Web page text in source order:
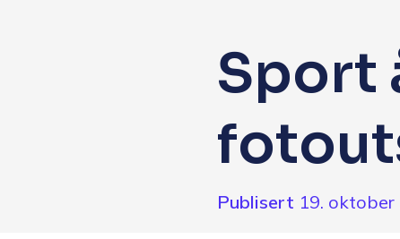
Sport
Publisert 19. oktober